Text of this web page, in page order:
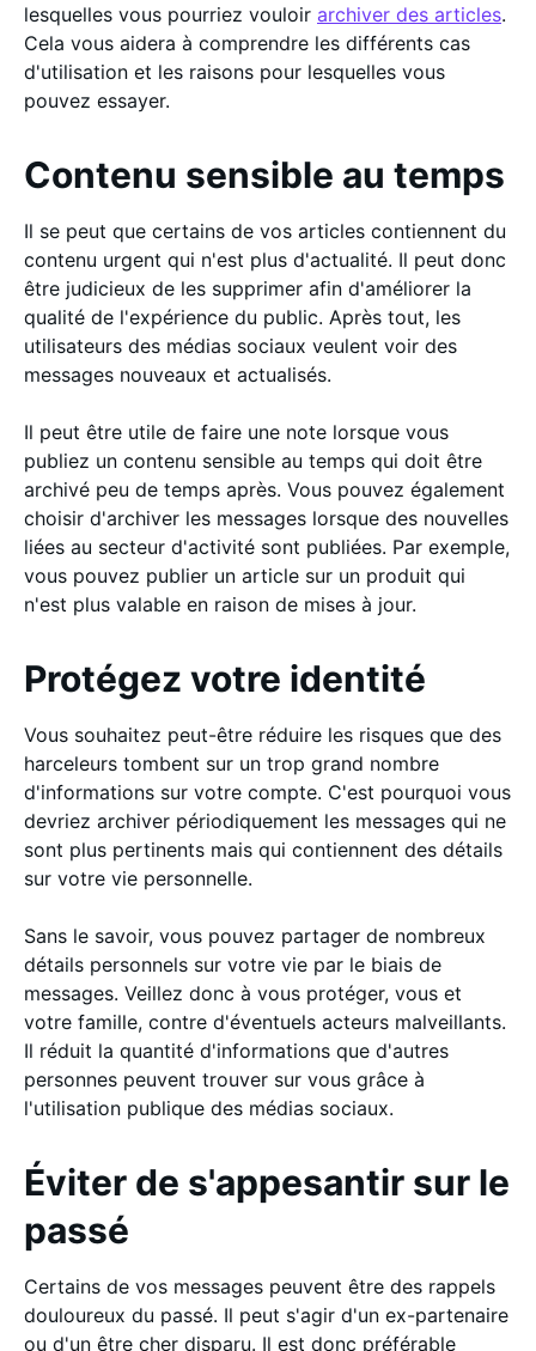
lesquelles vous pourriez vouloir archiver des articles.
Cela vous aidera à comprendre les différents cas
d'utilisation et les raisons pour lesquelles vous
pouvez essayer.
Contenu sensible au temps
Il se peut que certains de vos articles contiennent du
contenu urgent qui n'est plus d'actualité. Il peut donc
être judicieux de les supprimer afin d'améliorer la
qualité de l'expérience du public. Après tout, les
utilisateurs des médias sociaux veulent voir des
messages nouveaux et actualisés.
Il peut être utile de faire une note lorsque vous
publiez un contenu sensible au temps qui doit être
archivé peu de temps après. Vous pouvez également
choisir d'archiver les messages lorsque des nouvelles
liées au secteur d'activité sont publiées. Par exemple,
vous pouvez publier un article sur un produit qui
n'est plus valable en raison de mises à jour.
Protégez votre identité
Vous souhaitez peut-être réduire les risques que des
harceleurs tombent sur un trop grand nombre
d'informations sur votre compte. C'est pourquoi vous
devriez archiver périodiquement les messages qui ne
sont plus pertinents mais qui contiennent des détails
sur votre vie personnelle.
Sans le savoir, vous pouvez partager de nombreux
détails personnels sur votre vie par le biais de
messages. Veillez donc à vous protéger, vous et
votre famille, contre d'éventuels acteurs malveillants.
Il réduit la quantité d'informations que d'autres
personnes peuvent trouver sur vous grâce à
l'utilisation publique des médias sociaux.
Éviter de s'appesantir sur le
passé
Certains de vos messages peuvent être des rappels
douloureux du passé. Il peut s'agir d'un ex-partenaire
ou d'un être cher disparu. Il est donc préférable